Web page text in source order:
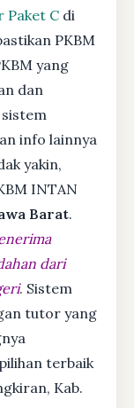
Paket C di
PKBM
yang
dan
info lainnya
yakin,
INTAN
Barat.
dari
. Sistem
tutor yang
terbaik
Kab.